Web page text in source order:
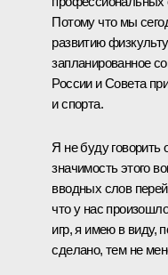
Потому что мы
развитию
запланированное
России и Совета
и спорта.
Я не буду говорить
значимость этого
вводных слов
что у нас
игр, я имею в виду,
сделано, тем не